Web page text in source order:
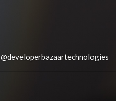
@developerbazaartechnologies